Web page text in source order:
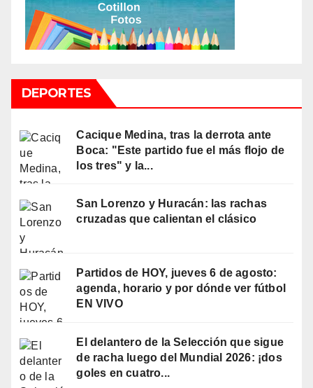
DEPORTES
Cacique Medina, tras la derrota ante
Boca: "Este partido fue el más flojo de
los tres" y la...
San Lorenzo y Huracán: las rachas
cruzadas que calientan el clásico
Partidos de HOY, jueves 6 de agosto:
agenda, horario y por dónde ver fútbol
EN VIVO
El delantero de la Selección que sigue
de racha luego del Mundial 2026: ¡dos
goles en cuatro...